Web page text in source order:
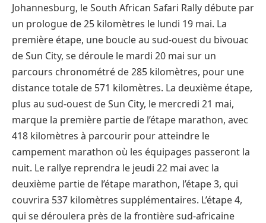
Johannesburg, le South African Safari Rally débute par
un prologue de 25 kilomètres le lundi 19 mai. La
première étape, une boucle au sud-ouest du bivouac
de Sun City, se déroule le mardi 20 mai sur un
parcours chronométré de 285 kilomètres, pour une
distance totale de 571 kilomètres. La deuxième étape,
plus au sud-ouest de Sun City, le mercredi 21 mai,
marque la première partie de l’étape marathon, avec
418 kilomètres à parcourir pour atteindre le
campement marathon où les équipages passeront la
nuit. Le rallye reprendra le jeudi 22 mai avec la
deuxième partie de l’étape marathon, l’étape 3, qui
couvrira 537 kilomètres supplémentaires. L’étape 4,
qui se déroulera près de la frontière sud-africaine